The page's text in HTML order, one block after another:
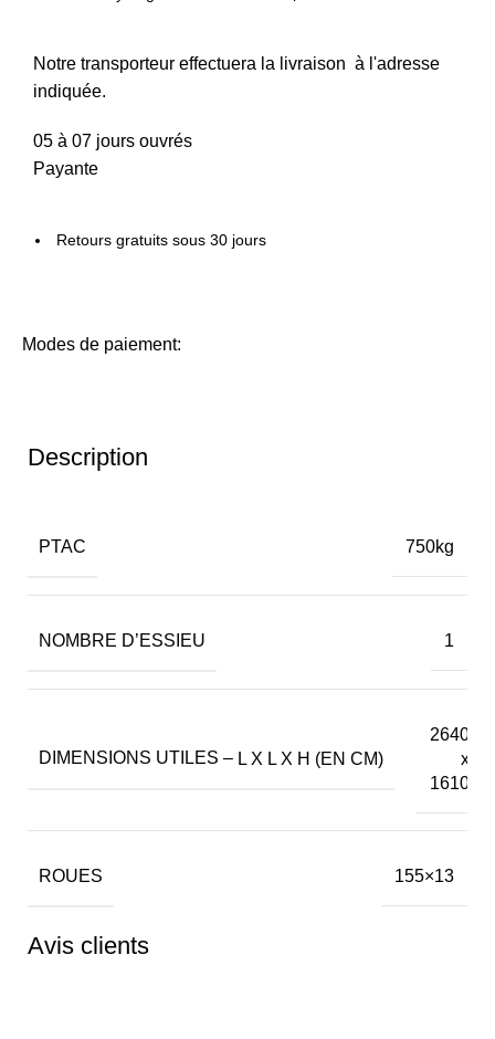
Notre transporteur effectuera la livraison à l'adresse
indiquée.
05 à 07 jours ouvrés
Payante
Retours gratuits sous 30 jours
Modes de paiement:
Description
PTAC 750kg
NOMBRE D’ESSIEU 1
DIMENSIONS UTILES – L X L X H (EN CM)
2640
x
1610
ROUES 155×13
Avis clients